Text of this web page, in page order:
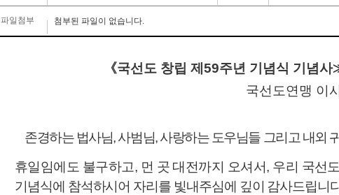
파일첨부 첨부된 파일이 없습니다.
《국선도 창립 제 59주년 기념식 기념사
국선도연맹 이사장 정
존경하는 법사님,사범님,사랑하는 도우님들 그리고 내외
휴일임에도 불구하고, 먼 곳 대전까지 오셔서, 우리 국선
기념식에 참석하시어 자리를 빛내주심에 깊이 감사드립니